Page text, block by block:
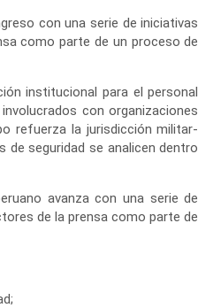
con una serie de iniciativas
como parte de un proceso de
institucional para el personal
con organizaciones
refuerza la jurisdicción militar-
seguridad se analicen dentro
avanza con una serie de
de la prensa como parte de